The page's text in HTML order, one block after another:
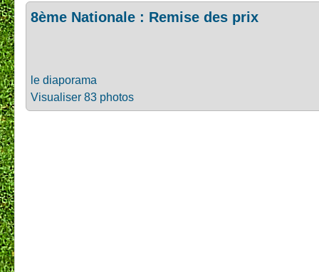
8ème Nationale : Remise des prix
le diaporama
Visualiser 83 photos